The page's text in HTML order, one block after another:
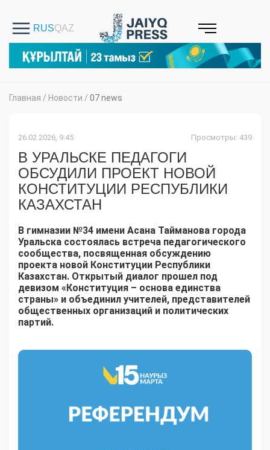
Главная / Новости / 07 news
26.02.2026, 9:45 Просмотры: 439
В УРАЛЬСКЕ ПЕДАГОГИ
ОБСУДИЛИ ПРОЕКТ НОВОЙ
КОНСТИТУЦИИ РЕСПУБЛИКИ
КАЗАХСТАН
В гимназии №34 имени Асана Тайманова города
Уральска состоялась встреча педагогического
сообщества, посвященная обсуждению
проекта новой Конституции Республики
Казахстан. Открытый диалог прошел под
девизом «Конституция – основа единства
страны» и объединил учителей, представителей
общественных организаций и политических
партий.